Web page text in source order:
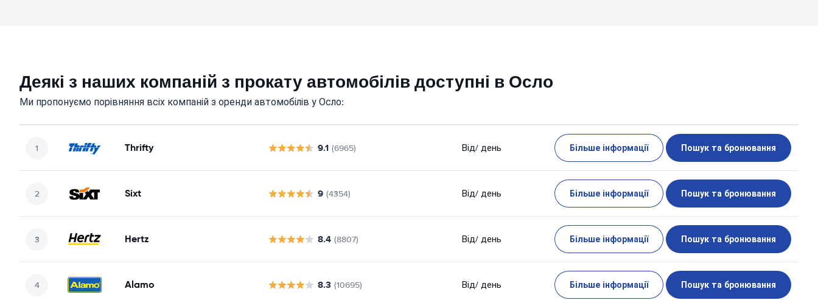
Деякі з наших компаній з прокату автомобілів доступні в Осло
Ми пропонуємо порівняння всіх компаній з оренди автомобілів у Осло:
Thrifty 9.1 (6965) Від/ день Більше інформації Пошук та бронювання
Sixt 9 (4354) Від/ день Більше інформації Пошук та бронювання
Hertz 8.4 (8807) Від/ день Більше інформації Пошук та бронювання
Alamo 8.3 (10695) Від/ день Більше інформації Пошук та бронювання